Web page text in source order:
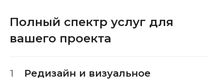
Полный спектр услуг для
вашего проекта
1
Редизайн и визуальное